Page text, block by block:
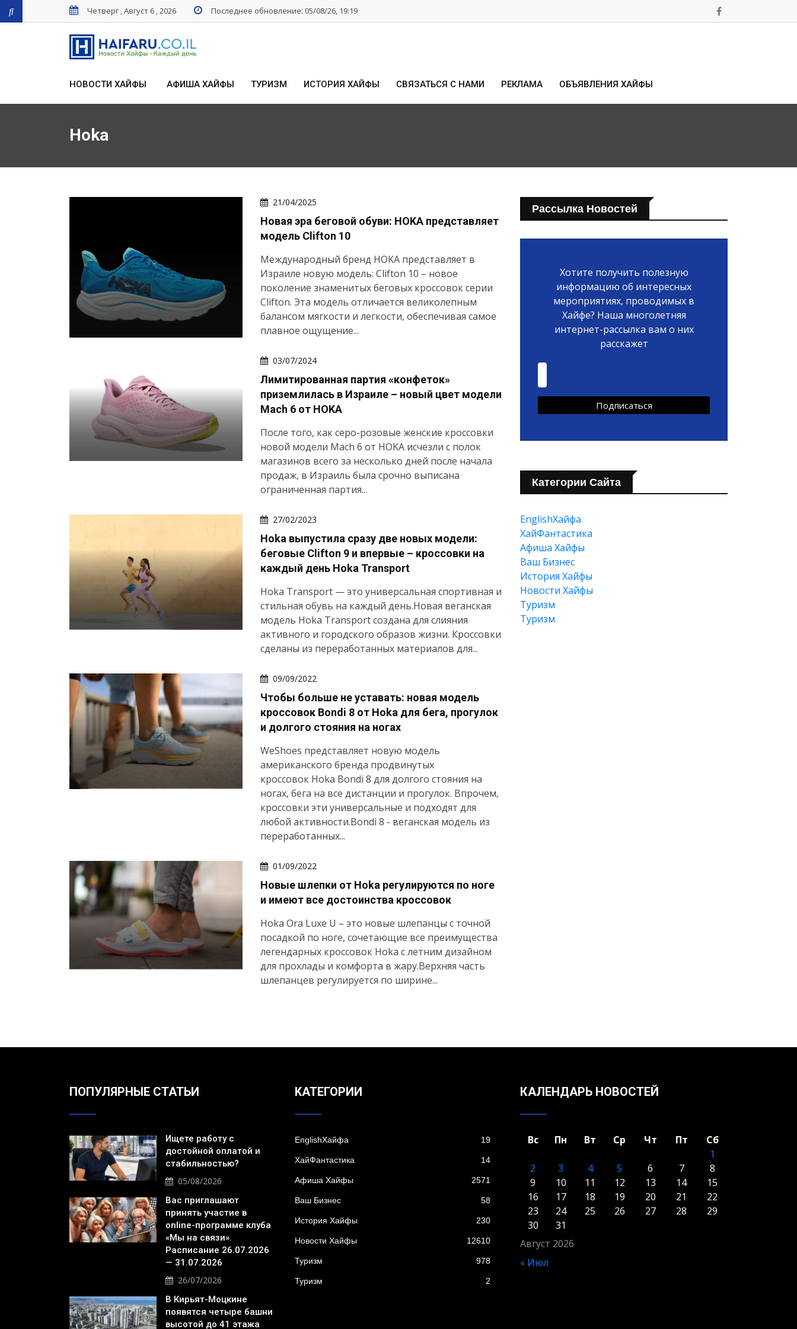
Четверг , Август 6 , 2026 Последнее обновление: 05/08/26, 19:19
НОВОСТИ ХАЙФЫ АФИША ХАЙФЫ ТУРИЗМ ИСТОРИЯ ХАЙФЫ СВЯЗАТЬСЯ С НАМИ РЕКЛАМА ОБЪЯВЛЕНИЯ ХАЙФЫ
Hoka
21/04/2025
Новая эра беговой обуви: HOKA представляет
модель Clifton 10
Международный бренд HOKA представляет в
Израиле новую модель: Clifton 10 – новое
поколение знаменитых беговых кроссовок серии
Clifton. Эта модель отличается великолепным
балансом мягкости и легкости, обеспечивая самое
плавное ощущение...
03/07/2024
Лимитированная партия «конфеток»
приземлилась в Израиле – новый цвет модели
Mach 6 от HOKA
После того, как серо-розовые женские кроссовки
новой модели Mach 6 от HOKA исчезли с полок
магазинов всего за несколько дней после начала
продаж, в Израиль была срочно выписана
ограниченная партия...
27/02/2023
Hoka выпустила сразу две новых модели:
беговые Clifton 9 и впервые – кроссовки на
каждый день Hoka Transport
Hoka Transport — это универсальная спортивная и
стильная обувь на каждый день.Новая веганская
модель Hoka Transport создана для слияния
активного и городского образов жизни. Кроссовки
сделаны из переработанных материалов для...
09/09/2022
Чтобы больше не уставать: новая модель
кроссовок Bondi 8 от Hoka для бега, прогулок
и долгого стояния на ногах
WeShoes представляет новую модель
американского бренда продвинутых
кроссовок Hoka Bondi 8 для долгого стояния на
ногах, бега на все дистанции и прогулок. Впрочем,
кроссовки эти универсальные и подходят для
любой активности.Bondi 8 - веганская модель из
переработанных...
01/09/2022
Новые шлепки от Hoka регулируются по ноге
и имеют все достоинства кроссовок
Hoka Ora Luxe U – это новые шлепанцы с точной
посадкой по ноге, сочетающие все преимущества
легендарных кроссовок Hoka с летним дизайном
для прохлады и комфорта в жару.Верхняя часть
шлепанцев регулируется по ширине...
Рассылка Новостей
Хотите получить полезную
информацию об интересных
мероприятиях, проводимых в
Хайфе? Наша многолетняя
интернет-рассылка вам о них
расскажет
Категории Сайта
EnglishХайфа
XайФантастика
Афиша Хайфы
Ваш Бизнес
История Хайфы
Новости Хайфы
Туризм
Туризм
ПОПУЛЯРНЫЕ СТАТЬИ
Ищете работу с
достойной оплатой и
стабильностью?
05/08/2026
Вас приглашают
принять участие в
online-программе клуба
«Мы на связи».
Расписание 26.07.2026
— 31.07.2026
26/07/2026
В Кирьят-Моцкине
появятся четыре башни
высотой до 41 этажа
KАТЕГОРИИ
EnglishХайфа 19
XайФантастика 14
Афиша Хайфы 2571
Ваш Бизнес 58
История Хайфы 230
Новости Хайфы 12610
Туризм 978
Туризм 2
КАЛЕНДАРЬ НОВОСТЕЙ
Август 2026
Вс Пн Вт Ср Чт Пт
Сб
1
2
3 4 5 6 7
8
9
10 11 12 13 14
15
16
17 18 19 20 21
22
23
24 25 26 27 28
29
30
31
« Июл